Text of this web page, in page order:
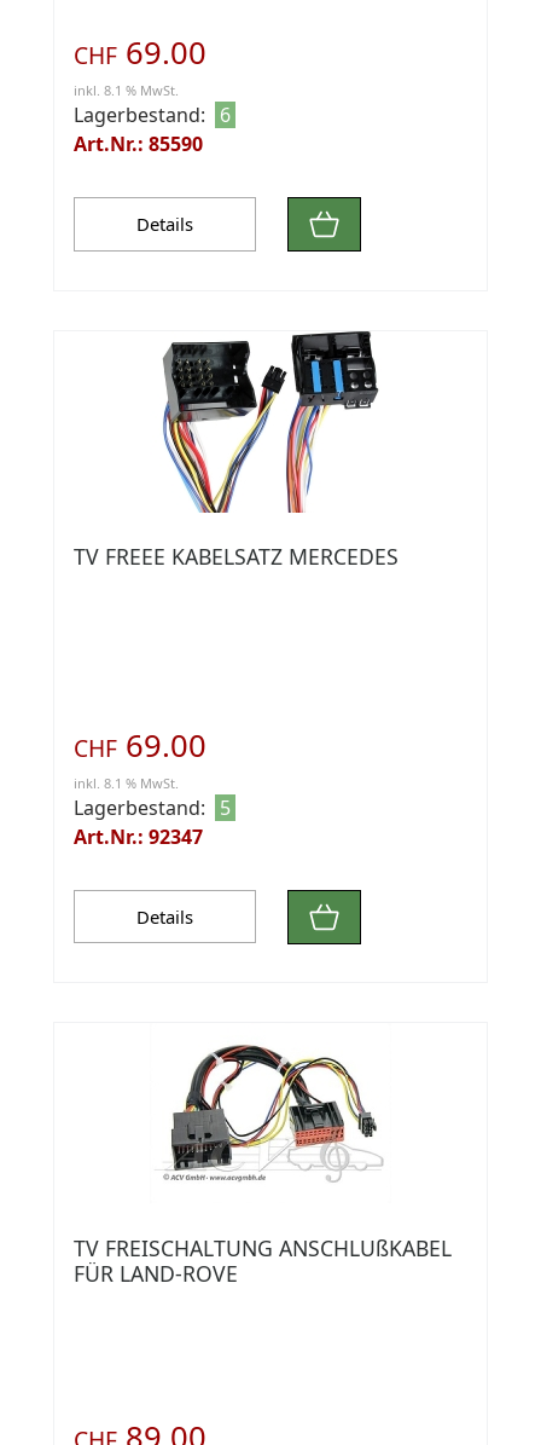
CHF 69.00
inkl. 8.1 % MwSt.
Lagerbestand:
6
Art.Nr.: 85590
Details
TV FREEE KABELSATZ MERCEDES
CHF 69.00
inkl. 8.1 % MwSt.
Lagerbestand:
5
Art.Nr.: 92347
Details
TV FREISCHALTUNG ANSCHLUßKABEL
FÜR LAND-ROVE